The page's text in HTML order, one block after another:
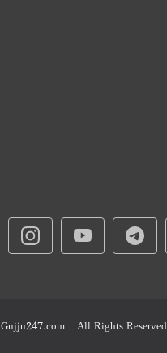
Gujju247.com| All Rights Reserved